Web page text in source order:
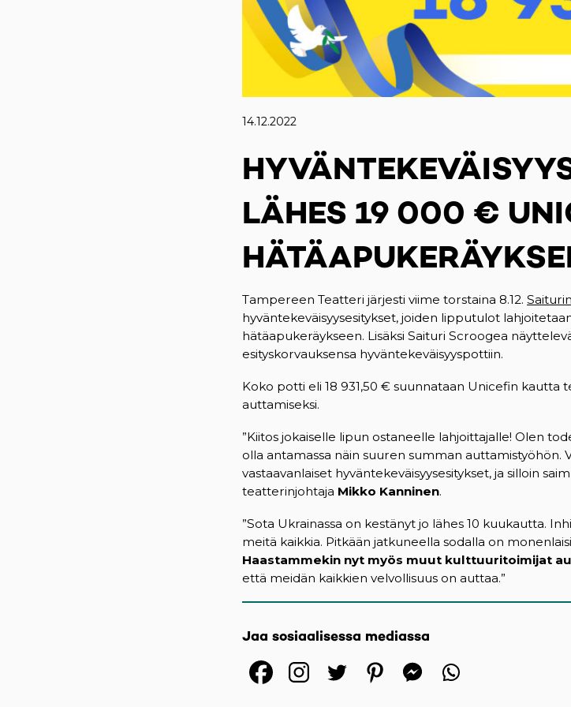
14.12.2022
LÄHES 19 000 €
Tampereen Teatteri järjesti viime torstaina 8.12.
hyväntekeväisyysesitykset, joiden lipputulot
hätäapukeräykseen. Lisäksi Saituri Scroogea
esityskorvauksensa hyväntekeväisyyspottiin.
Koko potti eli 18 931,50 € suunnataan Unicefin kautta
auttamiseksi.
”Kiitos jokaiselle lipun ostaneelle lahjoittajalle! Olen
olla antamassa näin suuren summan auttamistyöhön.
vastaavanlaiset hyväntekeväisyysesitykset, ja silloin
teatterinjohtaja Mikko Kanninen.
”Sota Ukrainassa on kestänyt jo lähes 10 kuukautta.
meitä kaikkia. Pitkään jatkuneella sodalla on
Haastammekin nyt myös muut kulttuuritoimijat
että meidän kaikkien velvollisuus on auttaa.”
Jaa sosiaalisessa mediassa
(opens in a new tab)
(opens in a new tab)
(opens in a new
(opens in